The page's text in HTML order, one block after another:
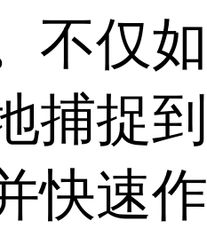
不仅
捕捉
快速